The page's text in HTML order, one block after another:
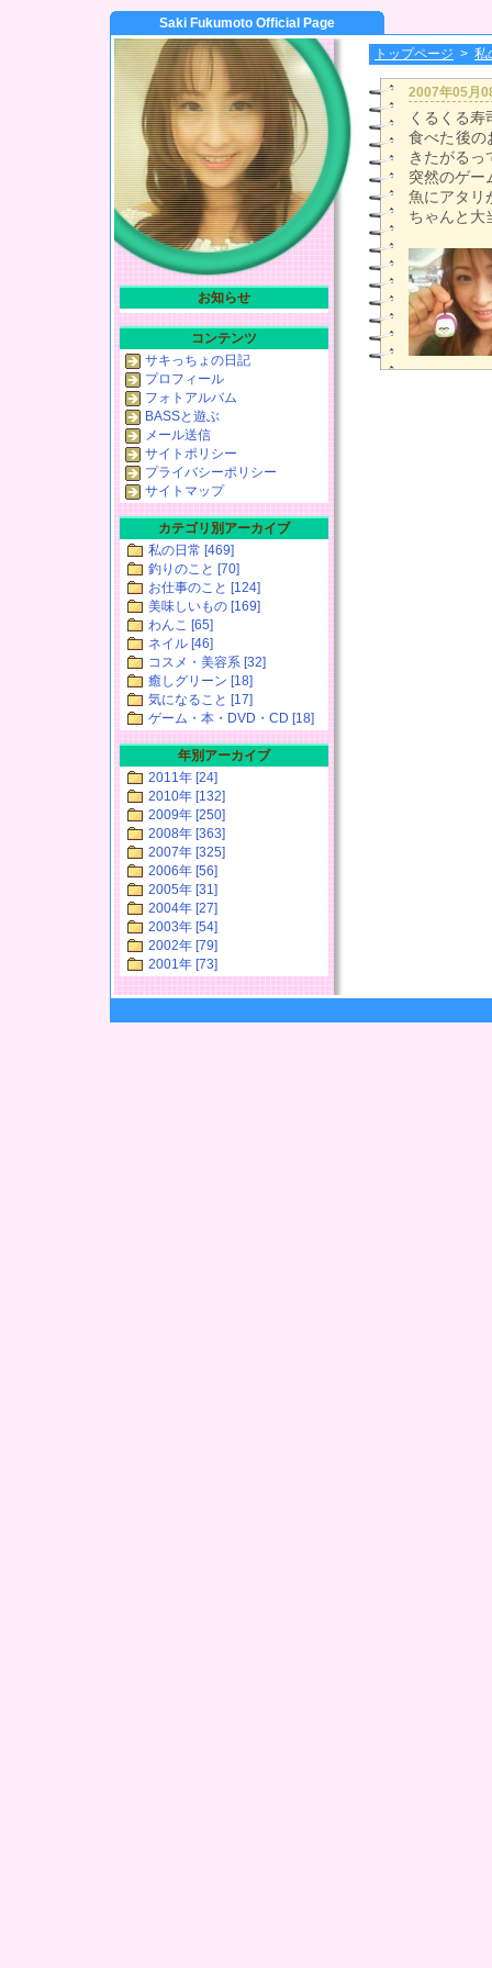
Saki Fukumoto Official Page
トップページ > 私
2007年05月
くるくる
食べた後の
きたがるっ
突然のゲー
魚にアタリ
ちゃんと大
お知らせ
コンテンツ
サキっちょの日記
プロフィール
フォトアルバム
BASSと遊ぶ
メール送信
サイトポリシー
プライバシーポリシー
サイトマップ
カテゴリ別アーカイブ
私の日常 [469]
釣りのこと [70]
お仕事のこと [124]
美味しいもの [169]
わんこ [65]
ネイル [46]
コスメ・美容系 [32]
癒しグリーン [18]
気になること [17]
ゲーム・本・DVD・CD [18]
年別アーカイブ
2011年 [24]
2010年 [132]
2009年 [250]
2008年 [363]
2007年 [325]
2006年 [56]
2005年 [31]
2004年 [27]
2003年 [54]
2002年 [79]
2001年 [73]